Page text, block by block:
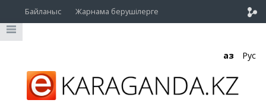
Байланыс Жарнама берушілерге
Қаз Рус